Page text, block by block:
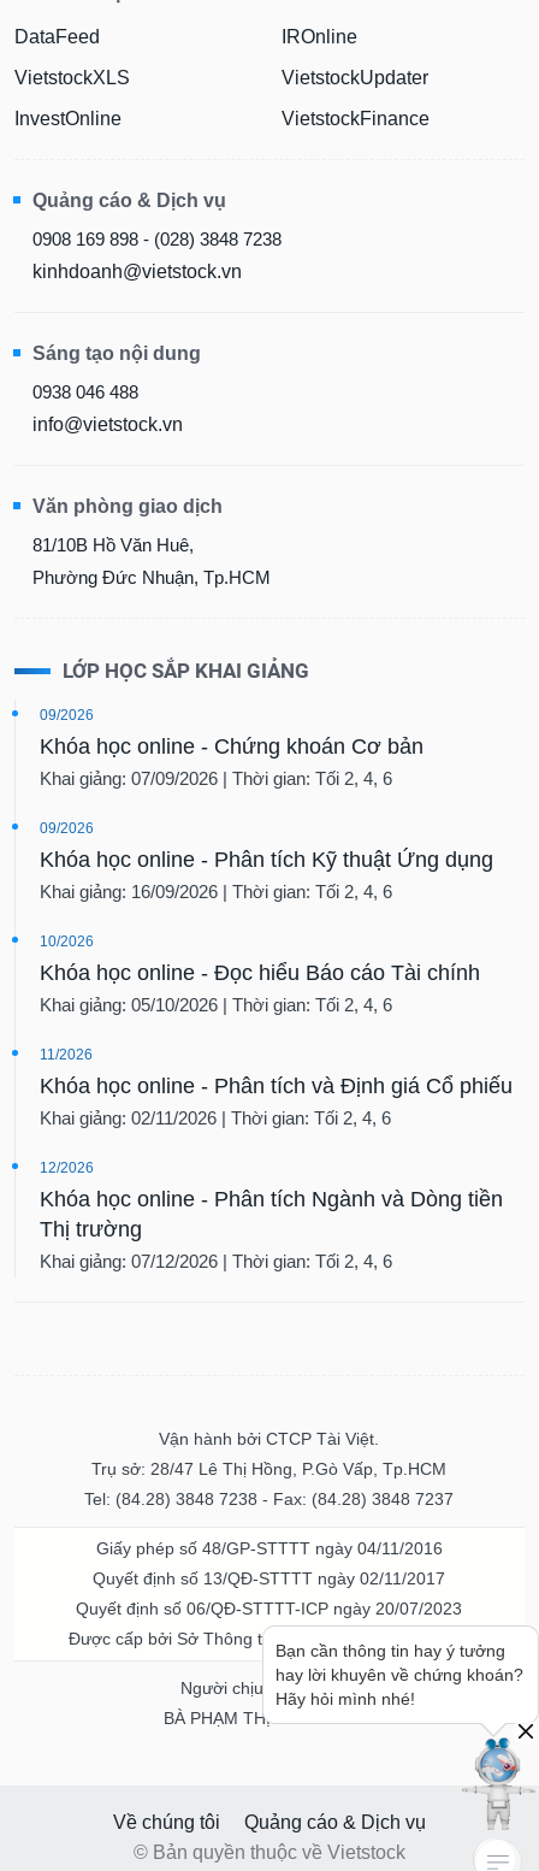
DataFeed
VietstockXLS
InvestOnline
IROnline
VietstockUpdater
VietstockFinance
Quảng cáo & Dịch vụ
0908 169 898 - (028) 3848 7238
kinhdoanh@vietstock.vn
Sáng tạo nội dung
0938 046 488
info@vietstock.vn
Văn phòng giao dịch
81/10B Hồ Văn Huê,
Phường Đức Nhuận, Tp.HCM
LỚP HỌC SẮP KHAI GIẢNG
09/2026
Khóa học online - Chứng khoán Cơ bản
Khai giảng: 07/09/2026 | Thời gian: Tối 2, 4, 6
09/2026
Khóa học online - Phân tích Kỹ thuật Ứng dụng
Khai giảng: 16/09/2026 | Thời gian: Tối 2, 4, 6
10/2026
Khóa học online - Đọc hiểu Báo cáo Tài chính
Khai giảng: 05/10/2026 | Thời gian: Tối 2, 4, 6
11/2026
Khóa học online - Phân tích và Định giá Cổ phiếu
Khai giảng: 02/11/2026 | Thời gian: Tối 2, 4, 6
12/2026
Khóa học online - Phân tích Ngành và Dòng tiền
Thị trường
Khai giảng: 07/12/2026 | Thời gian: Tối 2, 4, 6
Vận hành bởi CTCP Tài Việt.
Trụ sở: 28/47 Lê Thị Hồng, P.Gò Vấp, Tp.HCM
Tel: (84.28) 3848 7238 - Fax: (84.28) 3848 7237
Giấy phép số 48/GP-STTTT ngày 04/11/2016
Quyết định số 13/QĐ-STTTT ngày 02/11/2017
Quyết định số 06/QĐ-STTTT-ICP ngày 20/07/2023
Được cấp bởi Sở Thông tin và Truyền thông TPHCM
Người chịu trách nhiệm
BÀ PHẠM THỊ THANH NGA
Về chúng tôi
Quảng cáo & Dịch vụ
© Bản quyền thuộc về Vietstock
Bạn cần thông tin hay ý tưởng
hay lời khuyên về chứng khoán?
Hãy hỏi mình nhé!